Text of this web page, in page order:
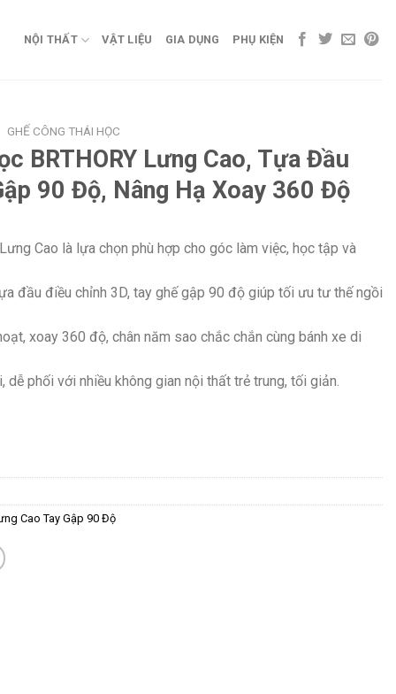
NỘI THẤT VẬT LIỆU GIA DỤNG PHỤ KIỆN
GHẾ CÔNG THÁI HỌC
BRTHORY Lưng Cao, Tựa Đầu
90 Độ, Nâng Hạ Xoay 360 Độ
Cao là lựa chọn phù hợp cho góc làm việc, học tập và
đầu điều chỉnh 3D, tay ghế gập 90 độ giúp tối ưu tư thế ngồi
xoay 360 độ, chân năm sao chắc chắn cùng bánh xe di
phối với nhiều không gian nội thất trẻ trung, tối giản.
Cao Tay Gập 90 Độ